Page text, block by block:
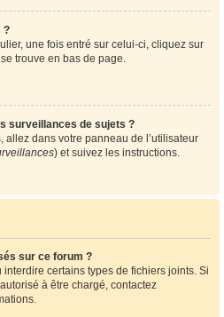
?
une fois entré sur celui-ci, cliquez sur
trouve en bas de page.
surveillances de sujets ?
allez dans votre panneau de l’utilisateur
) et suivez les instructions.
sur ce forum ?
interdire certains types de fichiers joints. Si
à être chargé, contactez